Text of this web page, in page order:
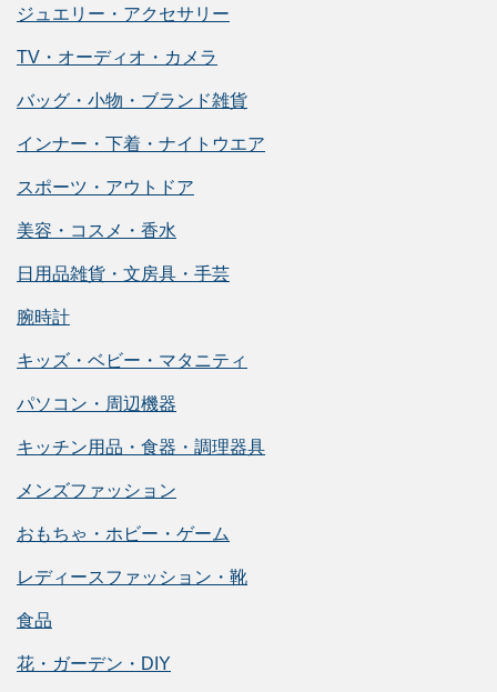
ジュエリー・アクセサリー
TV・オーディオ・カメラ
バッグ・小物・ブランド雑貨
インナー・下着・ナイトウエア
スポーツ・アウトドア
美容・コスメ・香水
日用品雑貨・文房具・手芸
腕時計
キッズ・ベビー・マタニティ
パソコン・周辺機器
キッチン用品・食器・調理器具
メンズファッション
おもちゃ・ホビー・ゲーム
レディースファッション・靴
食品
花・ガーデン・DIY